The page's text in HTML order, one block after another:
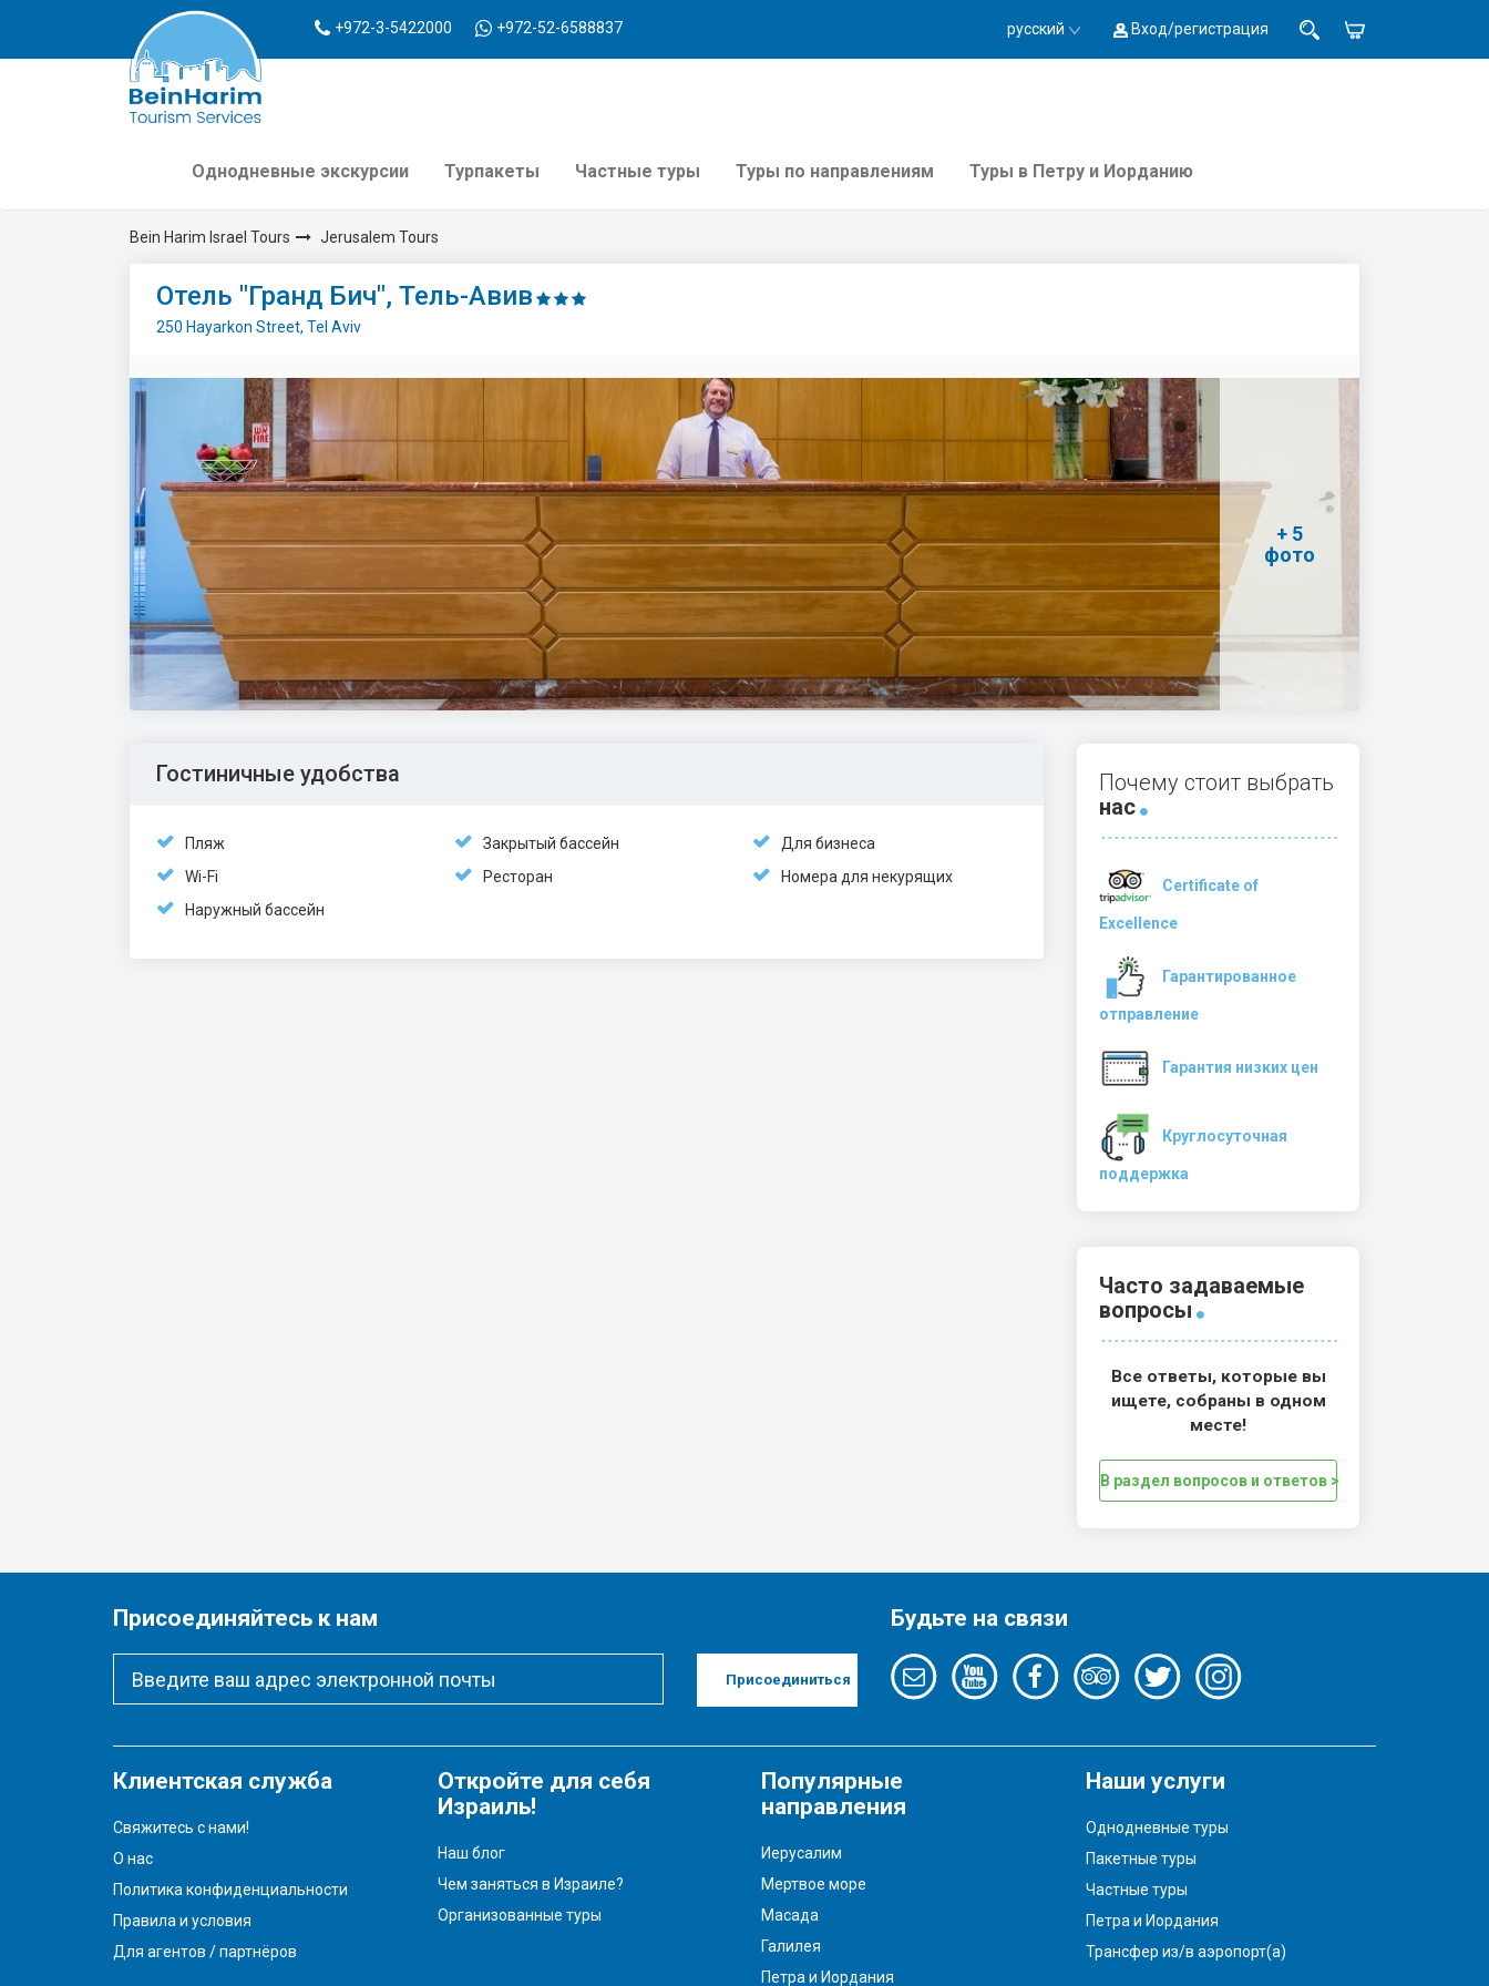
+972-3-5422000 +972-52-6588837 русский Вход/регистрация
Однодневные экскурсии Турпакеты Частные туры Туры по направлениям Туры в Петру и Иорданию
Bein Harim Israel Tours Jerusalem Tours
Отель "Гранд Бич", Тель-Авив
250 Hayarkon Street, Tel Aviv
+ 5
фото
Гостиничные удобства
Пляж Закрытый бассейн
Для бизнеса
Wi-Fi
Ресторан
Номера для некурящих
Наружный бассейн
Почему стоит выбрать
нас
Certificate of
Excellence
Гарантированное
отправление
Гарантия низких цен
Круглосуточная
поддержка
Часто задаваемые
вопросы
Все ответы, которые вы
ищете, собраны в одном
месте!
В раздел вопросов и ответов >
Присоединяйтесь к нам
Присоединиться
Будьте на связи
Клиентская служба
Свяжитесь с нами!
О нас
Политика конфиденциальности
Правила и условия
Для агентов / партнёров
Откройте для себя
Израиль!
Наш блог
Чем заняться в Израиле?
Организованные туры
Популярные
направления
Иерусалим
Мертвое море
Масада
Галилея
Петра и Иордания
Наши услуги
Однодневные туры
Пакетные туры
Частные туры
Петра и Иордания
Трансфер из/в аэропорт(а)